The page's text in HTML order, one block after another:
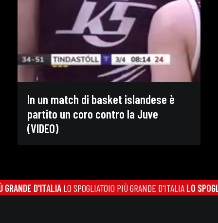
In un match di basket islandese è
partito un coro contro la Juve
(VIDEO)
D'ITALIALO SPOGLIATOIO PIÙ GRANDE D'ITALIALO